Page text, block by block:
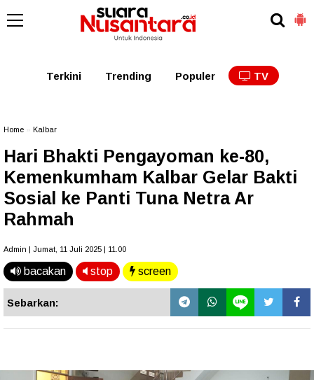
Kalbar Kalteng
Terkini Trending Populer TV
Home Kalbar
Hari Bhakti Pengayoman ke-80,
Kemenkumham Kalbar Gelar Bakti
Sosial ke Panti Tuna Netra Ar
Rahmah
Admin | Jumat, 11 Juli 2025 | 11.00
bacakan stop screen
Sebarkan: